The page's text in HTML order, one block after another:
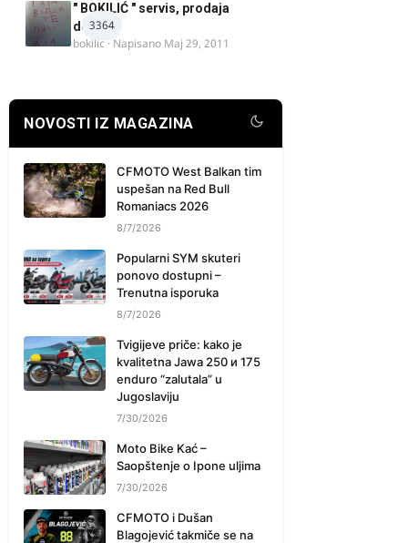
3364
" BOKILIĆ " servis, prodaja
delova
bokilic · Napisano Maj 29, 2011
NOVOSTI IZ MAGAZINA
CFMOTO West Balkan tim
uspešan na Red Bull
Romaniacs 2026
8/7/2026
Popularni SYM skuteri
ponovo dostupni –
Trenutna isporuka
8/7/2026
Tvigijeve priče: kako je
kvalitetna Jawa 250 и 175
enduro “zalutala” u
Jugoslaviju
7/30/2026
Moto Bike Kać –
Saopštenje o Ipone uljima
7/30/2026
CFMOTO i Dušan
Blagojević takmiče se na